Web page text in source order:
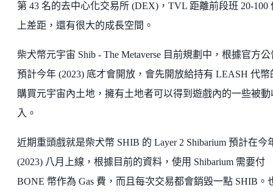
第 43 名的去中心化交易所 (DEX)，TVL 距離前段班 20-100
上差距，還有很大的成長空間。
柴犬幣元宇宙 Shib - The Metaverse 目前規劃中，根據官方
預計今年 (2023) 底才會開放，會先開放給持有 LEASH 代幣
購買元宇宙內土地，擁有土地者可以得到遊戲內的一些被動
入。
近期重頭戲就是柴犬幣 SHIB 的 Layer 2 Shibarium 預計在今
(2023) 八月上線，根據目前的資料，使用 Shibarium 需要付
BONE 幣作為 Gas 費，而且每次交易都會銷毀一點 SHIB。